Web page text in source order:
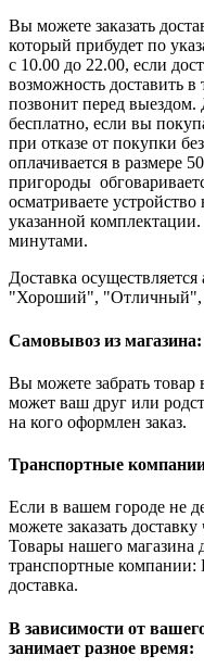
Вы можете заказать
который прибудет по
с 10.00 до 22.00, если
возможность доставить
позвонит перед выездом.
бесплатно, если вы
при отказе от покупки
оплачивается в размере
пригороды
осматриваете устройство
указанной
минутами.
Доставка
"Хороший",
Самовывоз из магазина:
Вы можете забрать товар
может ваш друг или
на кого оформлен заказ.
Транспортные
Если в вашем городе не
можете заказать
Товары нашего магазина
транспортные
доставка.
В зависимости от
занимает разное время: